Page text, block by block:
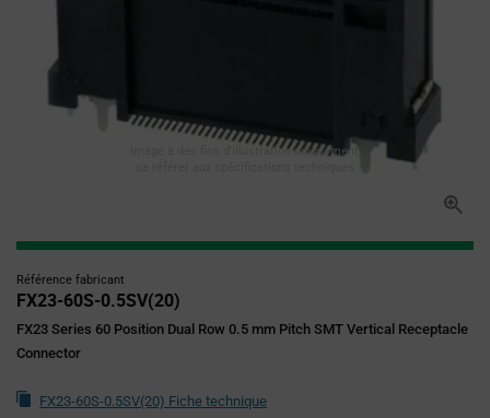
Image à des fins d'illustration uniquement,
Référence fabricant
FX23-60S-0.5SV(20)
FX23 Series 60 Position Dual Row 0.5 mm Pitch SMT Vertical Receptacle
Connector
FX23-60S-0.5SV(20) Fiche technique